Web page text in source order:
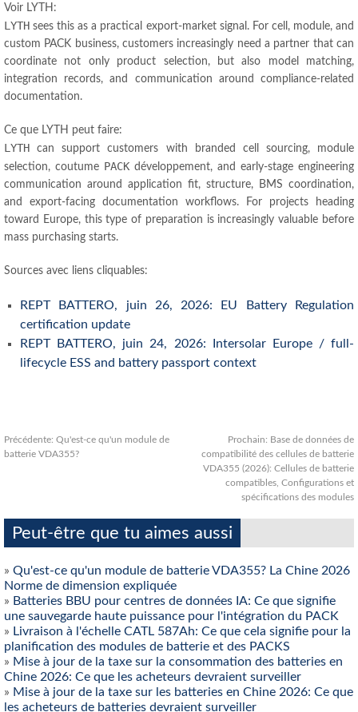
Voir LYTH:
LYTH sees this as a practical export-market signal . For cell , module,and
custom PACK business,customers increasingly need a partner that can
coordinate not only product selection, but also model matching,
integration records,and communication around compliance-related
documentation.
Ce que LYTH peut faire:
LYTH can support customers with branded cell sourcing, module
selection, coutume PACK développement, and early-stage engineering
communication around application fit, structure, BMS coordination,
and export-facing documentation workflows.
For projects heading
toward Europe, this type of preparation is increasingly valuable before
mass purchasing starts.
Sources avec liens cliquables:
REPT BATTERO, juin 26, 2026:
EU Battery Regulation
certification update
REPT BATTERO, juin 24, 2026: Intersolar Europe/ full-
lifecycle ESS and battery passport context
Précédente: Qu'est-ce qu'un module de
batterie VDA355?
Prochain: Base de données de
compatibilité des cellules de batterie
VDA355 (2026): Cellules de batterie
compatibles, Configurations et
spécifications des modules
Peut-être que tu aimes aussi
» Qu'est-ce qu'un module de batterie VDA355? La Chine 2026
Norme de dimension expliquée
» Batteries BBU pour centres de données IA: Ce que signifie
une sauvegarde haute puissance pour l'intégration du PACK
» Livraison à l'échelle CATL 587Ah: Ce que cela signifie pour la
planification des modules de batterie et des PACKS
» Mise à jour de la taxe sur la consommation des batteries en
Chine 2026: Ce que les acheteurs devraient surveiller
» Mise à jour de la taxe sur les batteries en Chine 2026: Ce que
les acheteurs de batteries devraient surveiller